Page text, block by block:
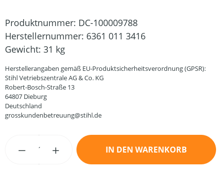
Produktnummer: DC-100009788
Herstellernummer: 6361 011 3416
Gewicht: 31 kg
Herstellerangaben gemäß EU-Produktsicherheitsverordnung (GPSR):
Stihl Vetriebszentrale AG & Co. KG
Robert-Bosch-Straße 13
64807 Dieburg
Deutschland
grosskundenbetreuung@stihl.de
Produkt Anzahl: Gib den gewünschten
IN DEN WARENKORB